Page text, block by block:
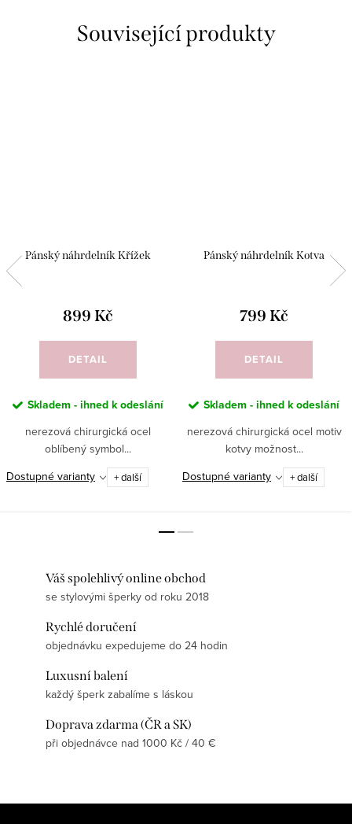
Související produkty
Pánský náhrdelník Křížek
899 Kč
DETAIL
Skladem - ihned k odeslání
nerezová chirurgická ocel
oblíbený symbol...
Dostupné varianty
+ další
Pánský náhrdelník Kotva
799 Kč
DETAIL
Skladem - ihned k odeslání
nerezová chirurgická ocel motiv
kotvy možnost...
Dostupné varianty
+ další
Váš spolehlivý online obchod
se stylovými šperky od roku 2018
Rychlé doručení
objednávku expedujeme do 24 hodin
Luxusní balení
každý šperk zabalíme s láskou
Doprava zdarma (ČR a SK)
při objednávce nad 1000 Kč / 40 €